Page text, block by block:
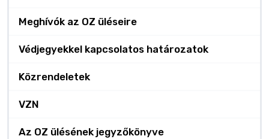
Meghívók az OZ üléseire
Védjegyekkel kapcsolatos határozatok
Közrendeletek
VZN
Az OZ ülésének jegyzőkönyve